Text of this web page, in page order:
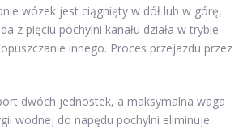
wózek jest ciągnięty w dół lub w górę,
z pięciu pochylni kanału działa w trybie
innego. Proces przejazdu przez
dwóch jednostek, a maksymalna waga
wodnej do napędu pochylni eliminuje